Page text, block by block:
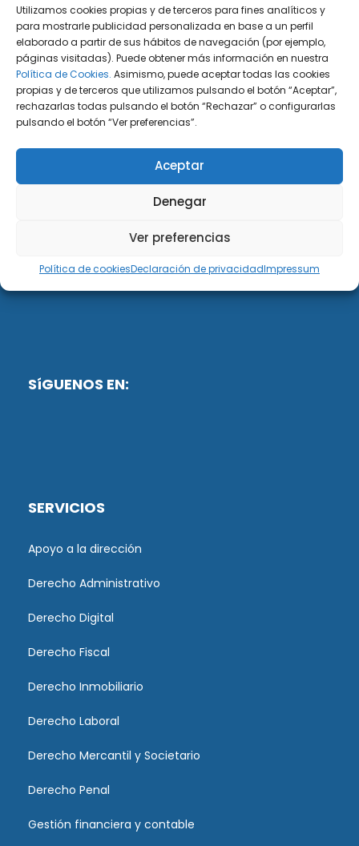
Utilizamos cookies propias y de terceros para fines analíticos y
para mostrarle publicidad personalizada en base a un perfil
elaborado a partir de sus hábitos de navegación (por ejemplo,
páginas visitadas). Puede obtener más información en nuestra
Política de Cookies. Asimismo, puede aceptar todas las cookies
propias y de terceros que utilizamos pulsando el botón “Aceptar”,
rechazarlas todas pulsando el botón “Rechazar” o configurarlas
pulsando el botón “Ver preferencias”.
Aceptar
Denegar
Ver preferencias
Política de cookiesDeclaración de privacidadImpressum
DiG ABOGADOS
DiG Abogados es un despacho de abogados
multidisciplinar especializado en las materias de
fiscalidad y mercantil. Llevamos más de 50 años al
SíGUENOS EN:
SERVICIOS
Apoyo a la dirección
Derecho Administrativo
Derecho Digital
Derecho Fiscal
Derecho Inmobiliario
Derecho Laboral
Derecho Mercantil y Societario
Derecho Penal
Gestión financiera y contable